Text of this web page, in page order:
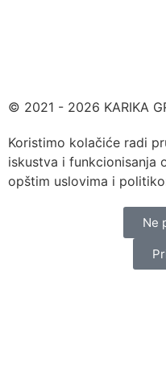
© 2021 - 2026 KARIKA
Koristimo kolačiće radi
iskustva i funkcionisanja
opštim uslovima i
Ne